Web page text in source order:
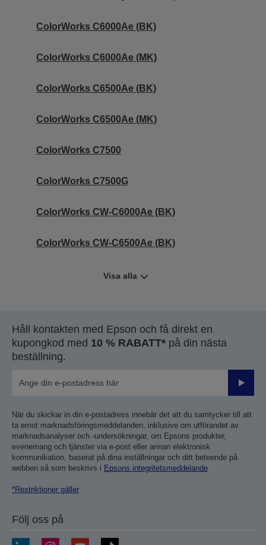
ColorWorks C6000Ae (BK)
ColorWorks C6000Ae (MK)
ColorWorks C6500Ae (BK)
ColorWorks C6500Ae (MK)
ColorWorks C7500
ColorWorks C7500G
ColorWorks CW-C6000Ae (BK)
ColorWorks CW-C6500Ae (BK)
Visa alla
Håll kontakten med Epson och få direkt en
kupongkod med 10 % RABATT* på din nästa
beställning.
Skicka
När du skickar in din e-postadress innebär det att du samtycker till att
ta emot marknadsföringsmeddelanden, inklusive om utförandet av
marknadsanalyser och -undersökningar, om Epsons produkter,
evenemang och tjänster via e-post eller annan elektronisk
kommunikation, baserat på dina inställningar och ditt beteende på
webben så som beskrivs i Epsons integritetsmeddelande
*Restriktioner gäller
Följ oss på